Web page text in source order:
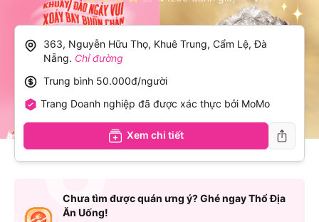
363, Nguyễn Hữu Thọ, Khuê Trung, Cẩm Lệ, Đà
Nẵng. Chỉ đường
Trung bình 50.000đ/người
Trang Doanh nghiệp đã được xác thực bởi MoMo
Xem chi tiết
Chưa tìm được quán ưng ý? Ghé ngay Thổ Địa
Ăn Uống!